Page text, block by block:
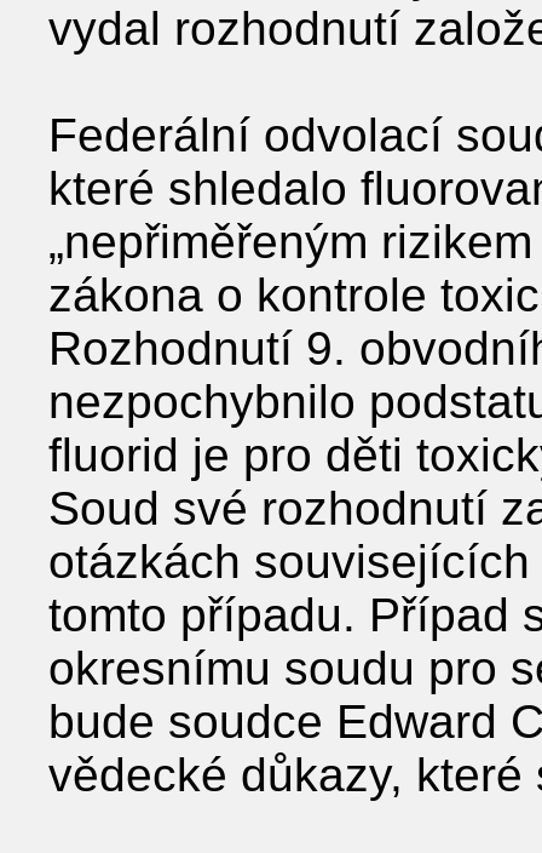
vydal rozhodnutí
Federální odvolací
které shledalo
„nepřiměřeným
zákona o kontrole
Rozhodnutí 9.
nezpochybnilo
fluorid je pro děti
Soud své rozhodnutí
otázkách
tomto případu. Případ
okresnímu soudu pro
bude soudce Edward
vědecké důkazy,